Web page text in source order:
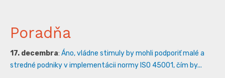
Poradňa
17. decembra: Áno, vládne stimuly by mohli podporiť malé a
stredné podniky v implementácii normy ISO 45001, čím by...